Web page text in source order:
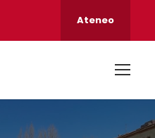
Ateneo